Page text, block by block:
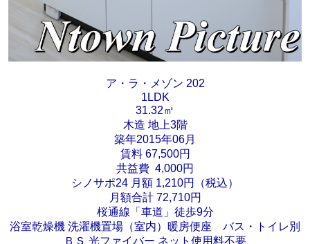
ア・ラ・メゾン 202
1LDK
31.32㎡
木造 地上3階
築年2015年06月
賃料 67,500円
共益費 4,000円
シノサポ24 月額 1,210円（税込）
月額合計 72,710円
桜通線「車道」徒歩9分
浴室乾燥機 洗濯機置場（室内）暖房便座 バス・トイレ別
ＢＳ 光ファイバー ネット使用料不要